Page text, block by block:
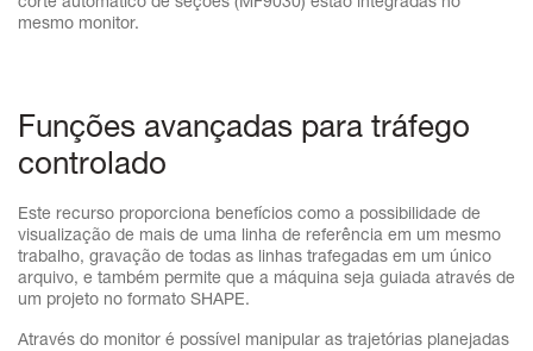
corte automático de seções (MF9030) estão integradas no
mesmo monitor.
Funções avançadas para tráfego
controlado
Este recurso proporciona benefícios como a possibilidade de
visualização de mais de uma linha de referência em um mesmo
trabalho, gravação de todas as linhas trafegadas em um único
arquivo, e também permite que a máquina seja guiada através de
um projeto no formato SHAPE.
Através do monitor é possível manipular as trajetórias planejadas